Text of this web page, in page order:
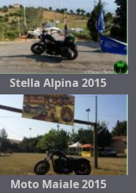
Stella Alpina 2015
Moto Maiale 2015